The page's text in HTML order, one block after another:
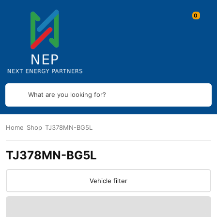
What are you looking for?
Home Shop TJ378MN-BG5L
TJ378MN-BG5L
Vehicle filter